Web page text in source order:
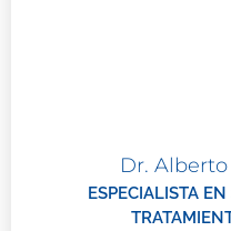
Dr.
ESPECIALISTA